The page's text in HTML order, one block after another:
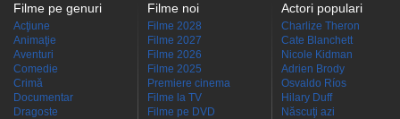
Filme pe genuri
Acţiune
Animaţie
Aventuri
Comedie
Crimă
Documentar
Dragoste
Filme noi
Filme 2028
Filme 2027
Filme 2026
Filme 2025
Premiere cinema
Filme la TV
Filme pe DVD
Actori populari
Charlize Theron
Cate Blanchett
Nicole Kidman
Adrien Brody
Osvaldo Ríos
Hilary Duff
Născuţi azi